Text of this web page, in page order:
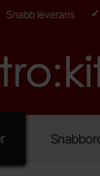
Snabb leverans
Startsidan för